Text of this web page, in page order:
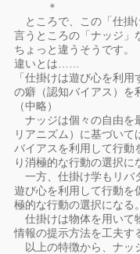
＊
ところで、この「仕掛
言うところの「ナッジ」
ちょっと違うそうです
違いとは……
「仕掛けは遊び心を利
の癖（認知バイアス）を
（中略）
ナッジは個々の自由を
リアニズム）に基づい
バイアスを利用して行動
り消極的な行動の選択に
一方、仕掛け学もリバ
遊び心を利用して行動を
極的な行動の選択になる
仕掛けは物体を用いて
情報の提示方法を工夫す
以上の特徴から、ナッ